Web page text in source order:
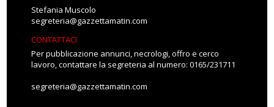
Stefania Muscolo
segreteria@gazzettamatin.com
CONTATTACI
Per pubblicazione annunci, necrologi, offro e cerco
lavoro, contattare la segreteria al numero: 0165/231711
segreteria@gazzettamatin.com